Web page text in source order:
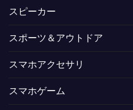
スピーカー
スポーツ＆アウトドア
スマホアクセサリ
スマホゲーム